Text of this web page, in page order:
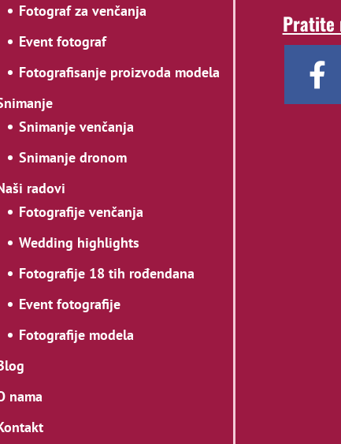
Fotograf za venčanja
Event fotograf
Fotografisanje proizvoda modela
Snimanje venčanja
Snimanje dronom
radovi
Fotografije venčanja
Wedding highlights
Fotografije 18 tih rođendana
Event fotografije
Fotografije modela
nama
Pratite